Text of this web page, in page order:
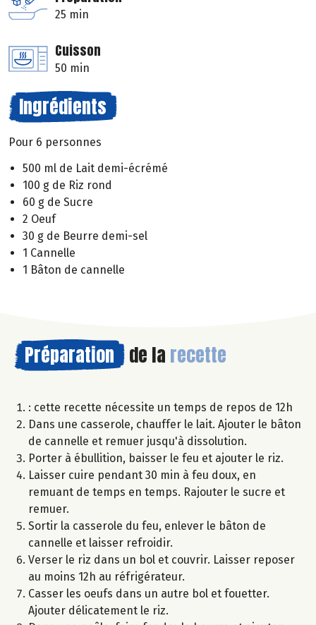
25 min
Cuisson
50 min
Ingrédients
Pour 6 personnes
500 ml de Lait demi-écrémé
100 g de Riz rond
60 g de Sucre
2 Oeuf
30 g de Beurre demi-sel
1 Cannelle
1 Bâton de cannelle
Préparation de la recette
: cette recette nécessite un temps de repos de 12h
Dans une casserole, chauffer le lait. Ajouter le bâton
de cannelle et remuer jusqu'à dissolution.
Porter à ébullition, baisser le feu et ajouter le riz.
Laisser cuire pendant 30 min à feu doux, en
remuant de temps en temps. Rajouter le sucre et
remuer.
Sortir la casserole du feu, enlever le bâton de
cannelle et laisser refroidir.
Verser le riz dans un bol et couvrir. Laisser reposer
au moins 12h au réfrigérateur.
Casser les oeufs dans un autre bol et fouetter.
Ajouter délicatement le riz.